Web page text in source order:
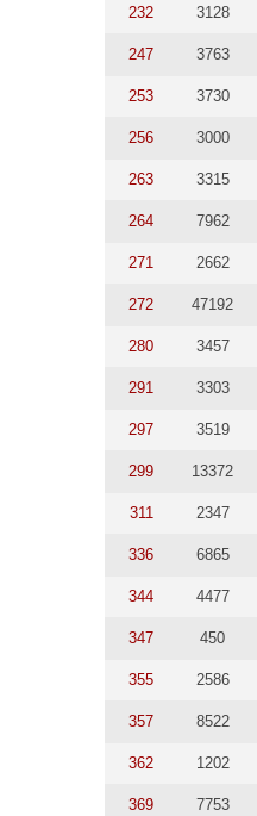
232 3128
247 3763
253 3730
256 3000
263 3315
264 7962
271 2662
272 47192
280 3457
291 3303
297 3519
299 13372
311 2347
336 6865
344 4477
347 450
355 2586
357 8522
362 1202
369 7753